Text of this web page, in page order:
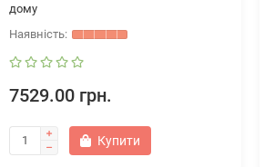
дому
7529.00 грн.
Купити